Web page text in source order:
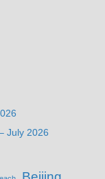
July 2026